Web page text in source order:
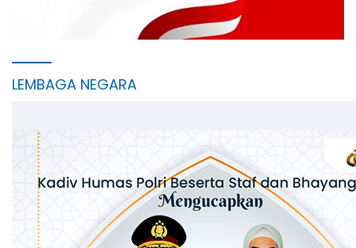
LEMBAGA NEGARA